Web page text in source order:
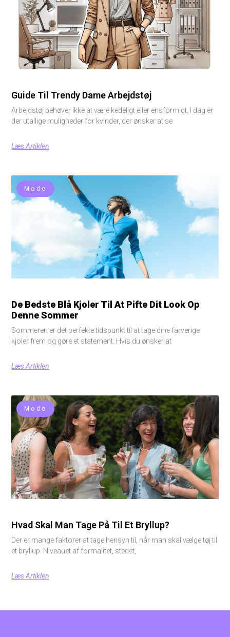
Guide Til Trendy Dame Arbejdstøj
Arbejdstøj behøver ikke at være kedeligt eller ensformigt. I dag er
der utallige muligheder for kvinder, der ønsker at se
Læs Artiklen
Mode
De Bedste Blå Kjoler Til At Pifte Dit Look Op
Denne Sommer
Sommeren er det perfekte tidspunkt til at tage dine farverige
kjoler frem og gøre et statement. Hvis du ønsker at
Læs Artiklen
Mode
Hvad Skal Man Tage På Til Et Bryllup?
Der er mange faktorer at tage hensyn til, når man skal vælge tøj til
et bryllup. Niveauet af formalitet, stedet,
Læs Artiklen